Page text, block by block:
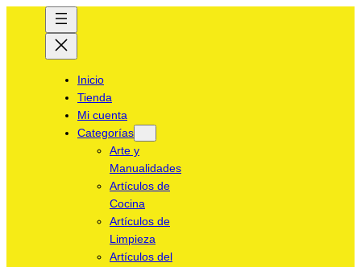
Inicio
Tienda
Mi cuenta
Categorías
Arte y
Manualidades
Artículos de
Cocina
Artículos de
Limpieza
Artículos del